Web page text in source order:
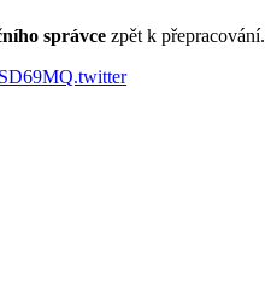
správce zpět k přepracování.